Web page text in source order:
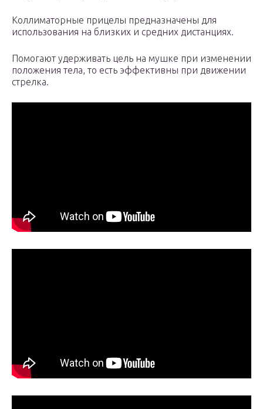
Коллиматорные прицелы предназначены для
использования на близких и средних дистанциях.
Помогают удерживать цель на мушке при изменении
положения тела, то есть эффективны при движении
стрелка.